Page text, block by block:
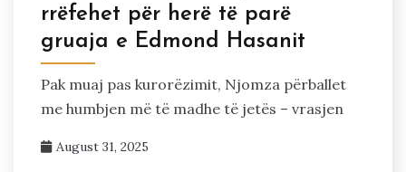
rrëfehet për herë të parë
gruaja e Edmond Hasanit
Pak muaj pas kurorëzimit, Njomza përballet
me humbjen më të madhe të jetës – vrasjen
August 31, 2025